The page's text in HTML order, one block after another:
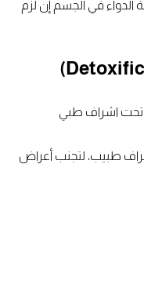
الدواء في الجسم إن لزم
ثانيًا: سحب الدواء (Detoxification)
تحت اشراف طبي
طبيب، لتجنب أعراض